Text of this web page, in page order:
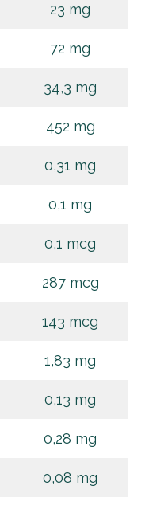
23 mg
72 mg
34,3 mg
452 mg
0,31 mg
0,1 mg
0,1 mcg
287 mcg
143 mcg
1,83 mg
0,13 mg
0,28 mg
0,08 mg